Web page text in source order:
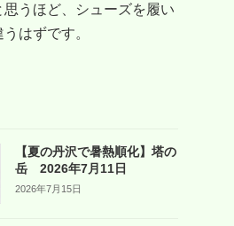
思うほど、シューズを履い
はずです。
【夏の丹沢で暑熱順化】塔の
岳 2026年7月11日
2026年7月15日